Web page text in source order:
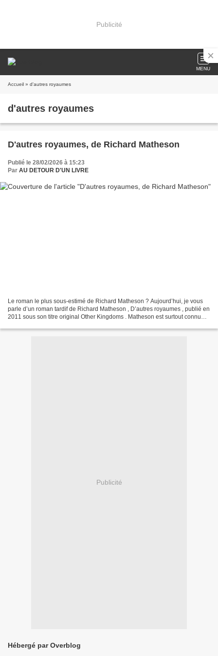
Publicité
MENU
Accueil » d'autres royaumes
d'autres royaumes
D'autres royaumes, de Richard Matheson
Publié le 28/02/2026 à 15:23
Par AU DETOUR D'UN LIVRE
Le roman le plus sous-estimé de Richard Matheson ? Aujourd’hui, je vous
parle d’un roman tardif de Richard Matheson , D’autres royaumes , publié en
2011 sous son titre original Other Kingdoms . Matheson est surtout connu
Publicité
Hébergé par Overblog